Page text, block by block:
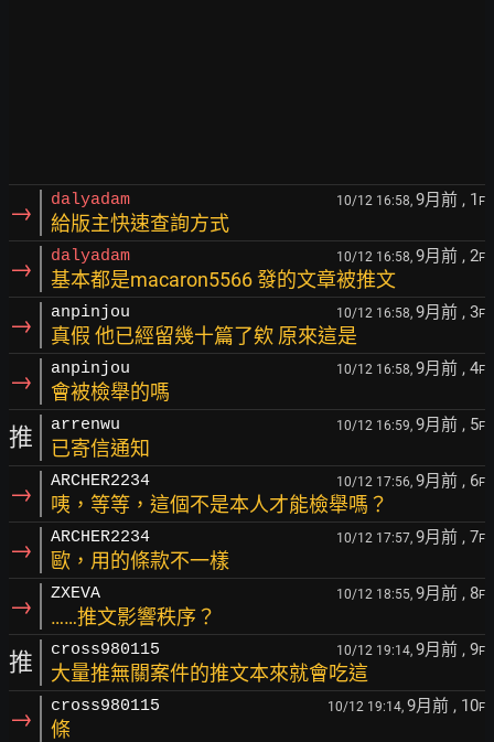
→ dalyadam 10/12 16:58, 9月前 , 1 F
給版主快速查詢方式
→ dalyadam 10/12 16:58, 9月前 , 2F
基本都是macaron5566 發的文章被推文
→ anpinjou 10/12 16:58, 9月前 , 3F
真假 他已經留幾十篇了欸 原來這是
→ anpinjou 10/12 16:58, 9月前 , 4F
會被檢舉的嗎
推 arrenwu 10/12 16:59, 9月前 , 5F
已寄信通知
→ ARCHER2234 10/12 17:56, 9月前 , 6F
咦，等等，這個不是本人才能檢舉嗎？
→ ARCHER2234 10/12 17:57, 9月前 , 7F
歐，用的條款不一樣
→ ZXEVA 10/12 18:55, 9月前 , 8F
……推文影響秩序？
推 cross980115 10/12 19:14, 9月前 , 9F
大量推無關案件的推文本來就會吃這
→ cross980115 10/12 19:14, 9月前 , 10F
條